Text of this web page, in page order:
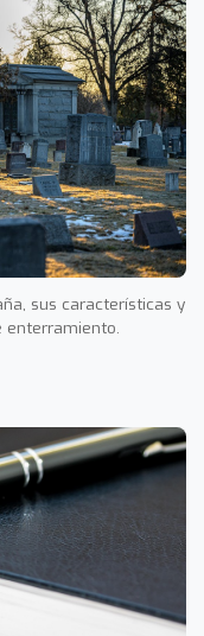
sus características y
enterramiento.